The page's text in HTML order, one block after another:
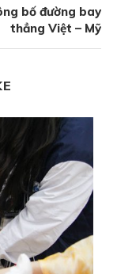
bố đường bay
thẳng Việt – Mỹ